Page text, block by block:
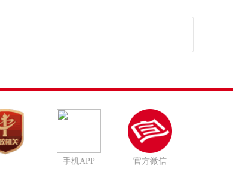
手机APP
官方微信